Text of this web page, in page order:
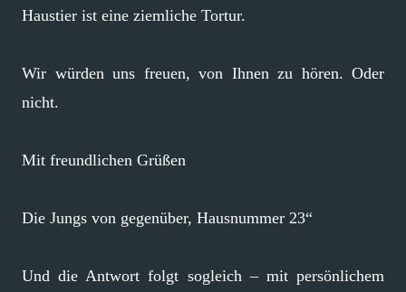
Haustier ist eine ziemliche Tortur.
Wir würden uns freuen, von Ihnen zu hören. Oder
nicht.
Mit freundlichen Grüßen
Die Jungs von gegenüber, Hausnummer 23“
Und die Antwort folgt sogleich – mit persönlichem